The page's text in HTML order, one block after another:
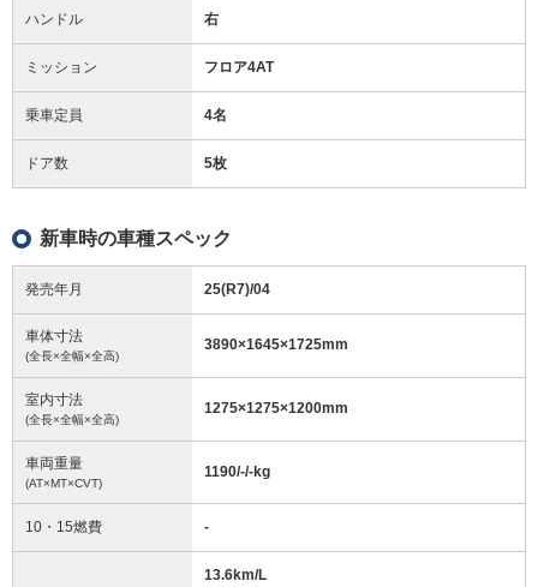
ハンドル 右
ミッション フロア4AT
乗車定員 4名
ドア数 5枚
新車時の車種スペック
発売年月 25(R7)/04
車体寸法
(全長×全幅×全高)
3890×1645×1725mm
室内寸法
(全長×全幅×全高)
1275×1275×1200mm
車両重量
(AT×MT×CVT)
1190/-/-kg
10・15燃費 -
13.6km/L